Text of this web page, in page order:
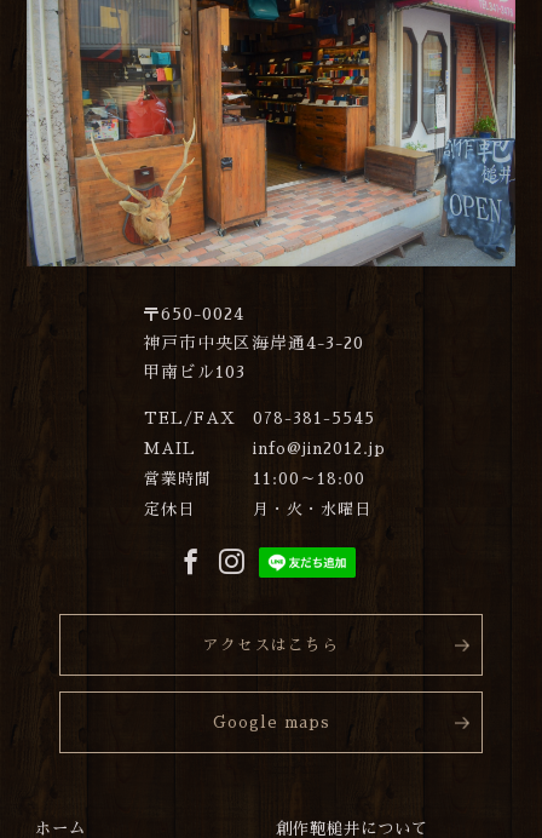
〒650-0024
神戸市中央区海岸通4-3-20
甲南ビル103
TEL/FAX
078-381-5545
MAIL
info@jin2012.jp
営業時間
11:00～18:00
定休日
月・火・水曜日
アクセスはこちら
Google maps
ホーム 創作鞄槌井について